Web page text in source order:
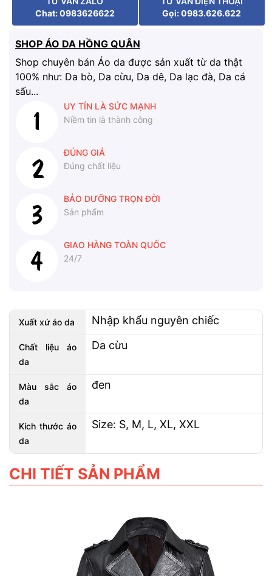
Chat: 0983626622
Gọi: 0983.626.622
SHOP ÁO DA HỒNG QUÂN
Shop chuyên bán Áo da được sản xuất từ da thật
100% như: Da bò, Da cừu, Da dê, Da lạc đà, Da cá
sấu...
UY TÍN LÀ SỨC MẠNH
Niềm tin là thành công
ĐÚNG GIÁ
Đúng chất liệu
BẢO DƯỠNG TRỌN ĐỜI
Sản phẩm
GIAO HÀNG TOÀN QUỐC
24/7
Xuất xứ áo da Nhập khẩu nguyên chiếc
Chất liệu áo
da
Da cừu
Màu sắc áo
da
đen
Kích thước áo
da
Size: S, M, L, XL, XXL
CHI TIẾT SẢN PHẨM